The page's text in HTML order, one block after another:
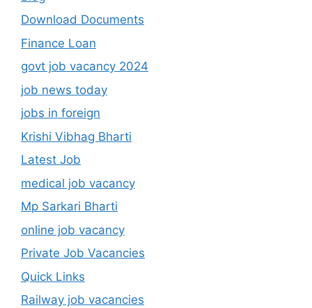
Download Documents
Finance Loan
govt job vacancy 2024
job news today
jobs in foreign
Krishi Vibhag Bharti
Latest Job
medical job vacancy
Mp Sarkari Bharti
online job vacancy
Private Job Vacancies
Quick Links
Railway job vacancies